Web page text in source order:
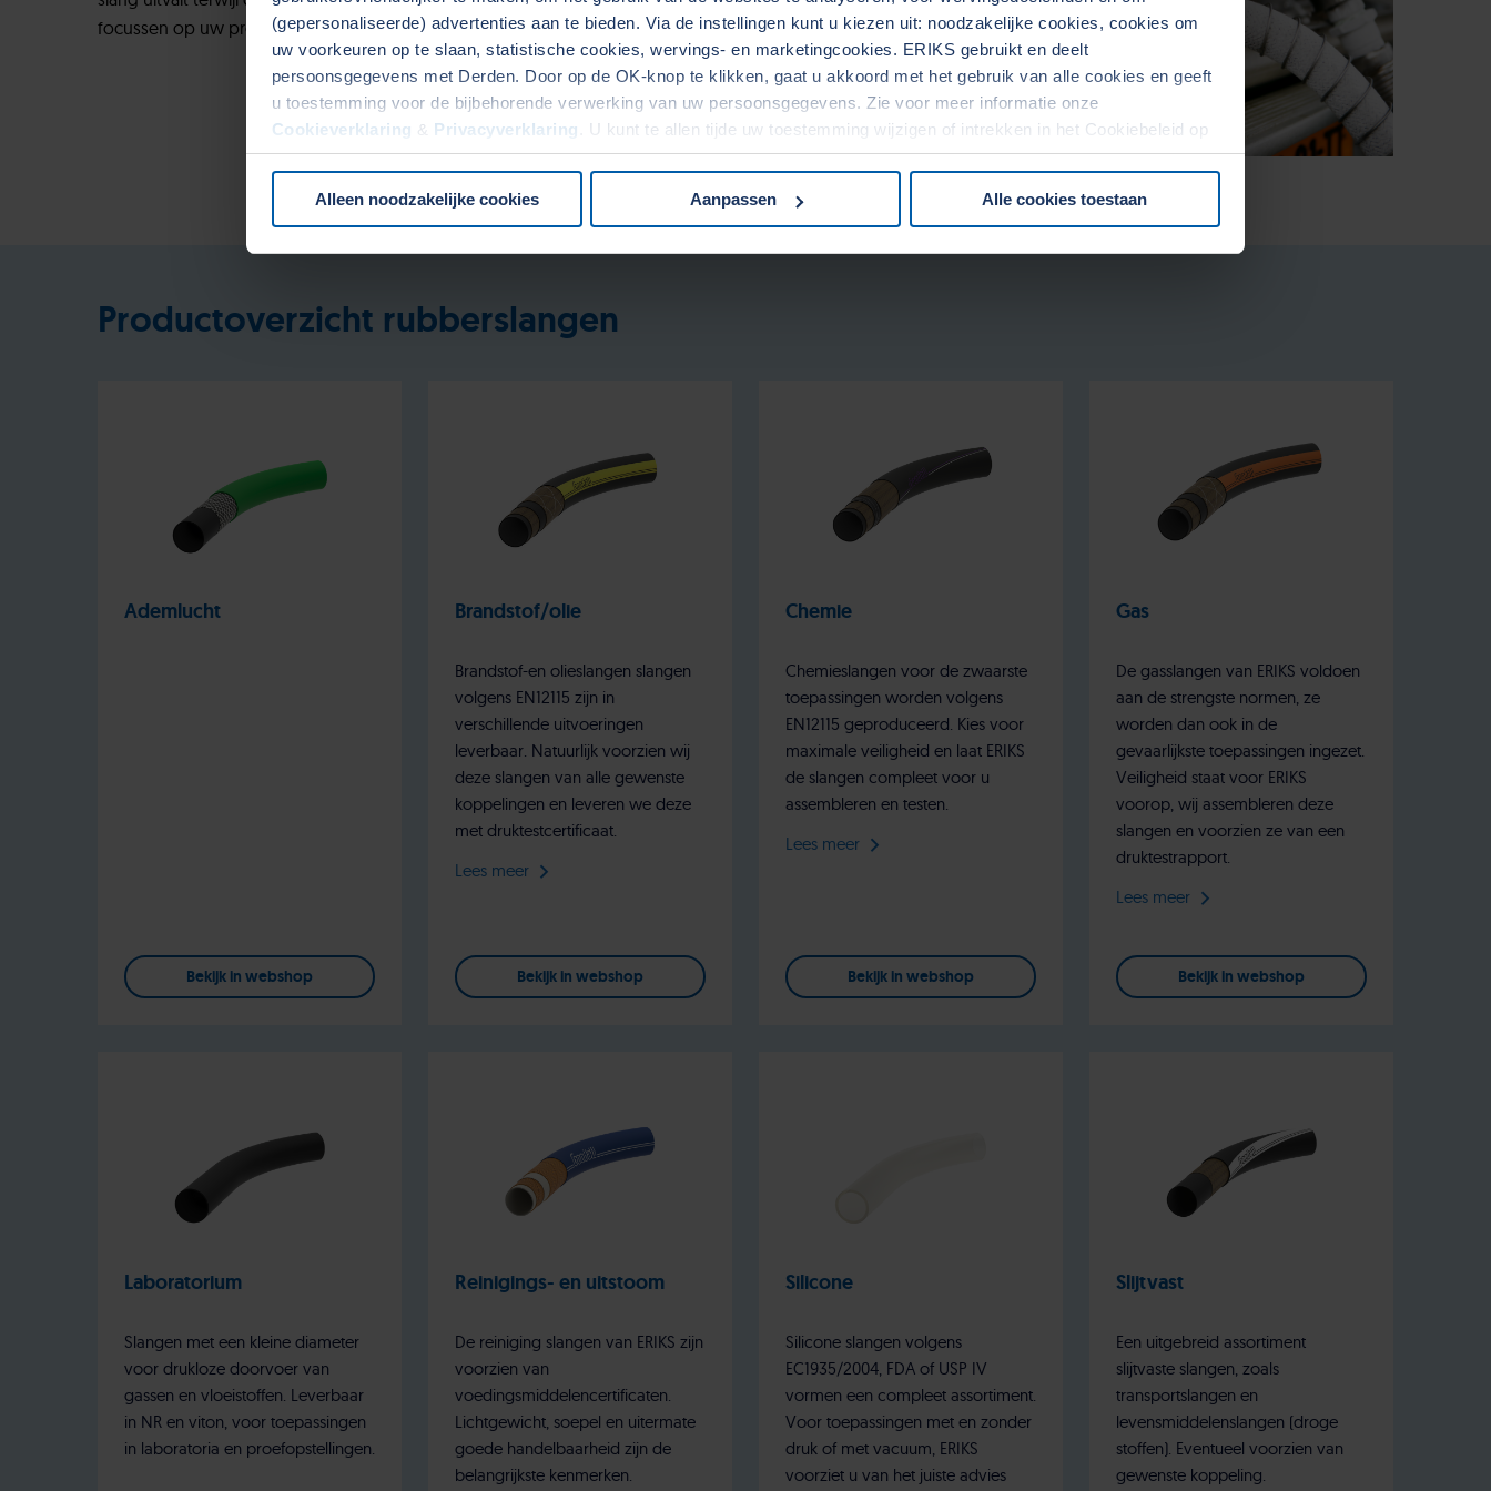
(gepersonaliseerde) advertenties aan te bieden. Via de instellingen kunt u kiezen uit: noodzakelijke cookies, cookies om
uw voorkeuren op te slaan, statistische cookies, wervings- en marketingcookies. ERIKS gebruikt en deelt
persoonsgegevens met Derden. Door op de OK-knop te klikken, gaat u akkoord met het gebruik van alle cookies en geeft
u toestemming voor de bijbehorende verwerking van uw persoonsgegevens. Zie voor meer informatie onze
Cookieverklaring & Privacyverklaring . U kunt te allen tijde uw toestemming wijzigen of intrekken in het Cookiebeleid op
onze website.
Alleen noodzakelijke cookies Aanpassen Alle cookies toestaan
focussen op uw productie.
Productoverzicht rubberslangen
Ademlucht
Bekijk in webshop
Brandstof/olie
Brandstof-en olieslangen slangen
volgens EN12115 zijn in
verschillende uitvoeringen
leverbaar. Natuurlijk voorzien wij
deze slangen van alle gewenste
koppelingen en leveren we deze
met druktestcertificaat.
Lees meer
Bekijk in webshop
Chemie
Chemieslangen voor de zwaarste
toepassingen worden volgens
EN12115 geproduceerd. Kies voor
maximale veiligheid en laat ERIKS
de slangen compleet voor u
assembleren en testen.
Lees meer
Bekijk in webshop
Gas
De gasslangen van ERIKS voldoen
aan de strengste normen, ze
worden dan ook in de
gevaarlijkste toepassingen ingezet.
Veiligheid staat voor ERIKS
voorop, wij assembleren deze
slangen en voorzien ze van een
druktestrapport.
Lees meer
Bekijk in webshop
Laboratorium
Slangen met een kleine diameter
voor drukloze doorvoer van
gassen en vloeistoffen. Leverbaar
in NR en viton, voor toepassingen
in laboratoria en proefopstellingen.
Reinigings- en uitstoom
De reiniging slangen van ERIKS zijn
voorzien van
voedingsmiddelencertificaten.
Lichtgewicht, soepel en uitermate
goede handelbaarheid zijn de
belangrijkste kenmerken.
Silicone
Silicone slangen volgens
EC1935/2004, FDA of USP IV
vormen een compleet assortiment.
Voor toepassingen met en zonder
druk of met vacuum, ERIKS
voorziet u van het juiste advies
Slijtvast
Een uitgebreid assortiment
slijtvaste slangen, zoals
transportslangen en
levensmiddelenslangen (droge
stoffen). Eventueel voorzien van
gewenste koppeling.